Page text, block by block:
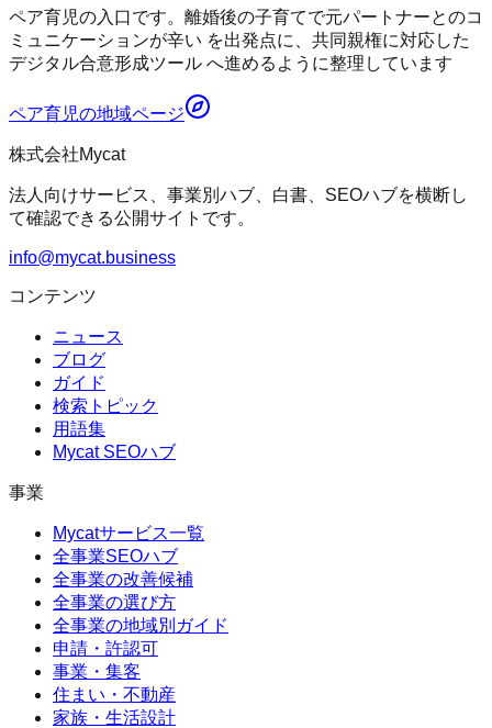
ペア育児の入口です。離婚後の子育てで元パートナーとのコ
ミュニケーションが辛い を出発点に、共同親権に対応した
デジタル合意形成ツール へ進めるように整理しています
ペア育児の地域ページ
株式会社Mycat
法人向けサービス、事業別ハブ、白書、SEOハブを横断し
て確認できる公開サイトです。
info@mycat.business
コンテンツ
ニュース
ブログ
ガイド
検索トピック
用語集
Mycat SEOハブ
事業
Mycatサービス一覧
全事業SEOハブ
全事業の改善候補
全事業の選び方
全事業の地域別ガイド
申請・許認可
事業・集客
住まい・不動産
家族・生活設計